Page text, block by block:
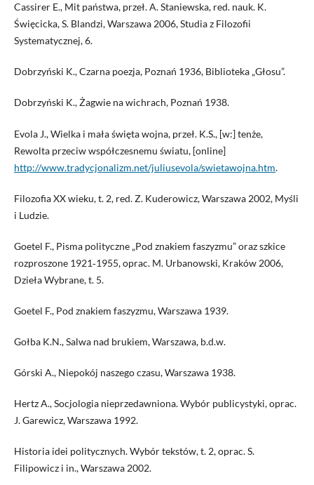
Cassirer E., Mit państwa, przeł. A. Staniewska, red. nauk. K.
Święcicka, S. Blandzi, Warszawa 2006, Studia z Filozofii
Systematycznej, 6.
Dobrzyński K., Czarna poezja, Poznań 1936, Biblioteka „Głosu”.
Dobrzyński K., Żagwie na wichrach, Poznań 1938.
Evola J., Wielka i mała święta wojna, przeł. K.S., [w:] tenże,
Rewolta przeciw współczesnemu światu, [online]
http://www.tradycjonalizm.net/juliusevola/swietawojna.htm.
Filozofia XX wieku, t. 2, red. Z. Kuderowicz, Warszawa 2002, Myśli
i Ludzie.
Goetel F., Pisma polityczne „Pod znakiem faszyzmu” oraz szkice
rozproszone 1921‑1955, oprac. M. Urbanowski, Kraków 2006,
Dzieła Wybrane, t. 5.
Goetel F., Pod znakiem faszyzmu, Warszawa 1939.
Gołba K.N., Salwa nad brukiem, Warszawa, b.d.w.
Górski A., Niepokój naszego czasu, Warszawa 1938.
Hertz A., Socjologia nieprzedawniona. Wybór publicystyki, oprac.
J. Garewicz, Warszawa 1992.
Historia idei politycznych. Wybór tekstów, t. 2, oprac. S.
Filipowicz i in., Warszawa 2002.